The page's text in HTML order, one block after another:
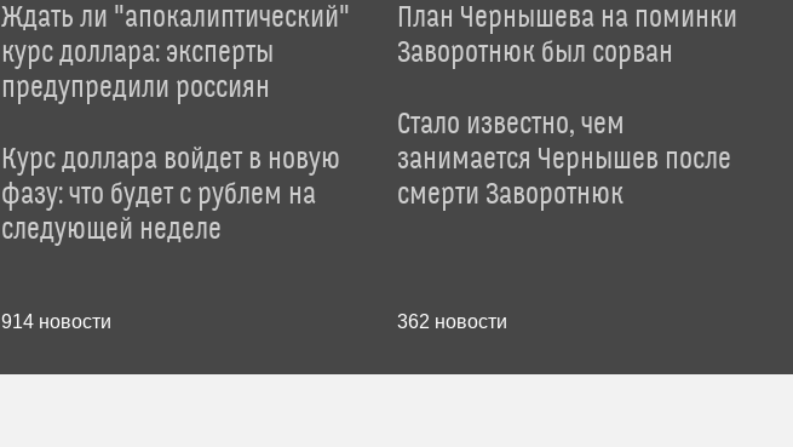
Ждать ли "апокалиптический"
курс доллара: эксперты
предупредили россиян
Курс доллара войдет в новую
фазу: что будет с рублем на
следующей неделе
914новости
План Чернышева на поминки
Заворотнюк был сорван
Стало известно, чем
занимается Чернышев после
смерти Заворотнюк
362 новости